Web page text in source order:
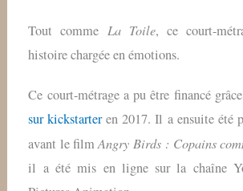
Tout comme La Toile, ce court-
histoire chargée en émotions.
Ce court-métrage a pu être financé
sur kickstarteren 2017. Il a ensuite été
avant le filmAngry Birds : Copains
il a été mis en ligne sur la chaîne